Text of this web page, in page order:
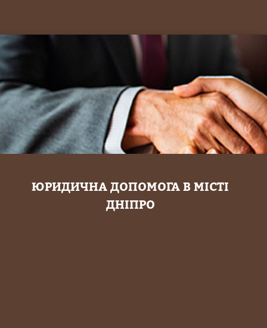
ЮРИДИЧНА ДОПОМОГА В МІСТІ
ДНІПРО
ЮРИДИЧНА ДОПОМОГА В МІСТІ ДНІПРО
Професійні юристи в Дніпропетровську працюють не один рік, за цей час
проведено понад 5000 консультацій. Адвокати беруть участь в судових
процесах як в Дніпропетровську, так і по всій Україні.
Кожен співробітник має великий досвід роботи, що дозволяє надати якісні
юридичні послуги, кваліфіковані консультації громадянам і допомогу
юридичним особам.